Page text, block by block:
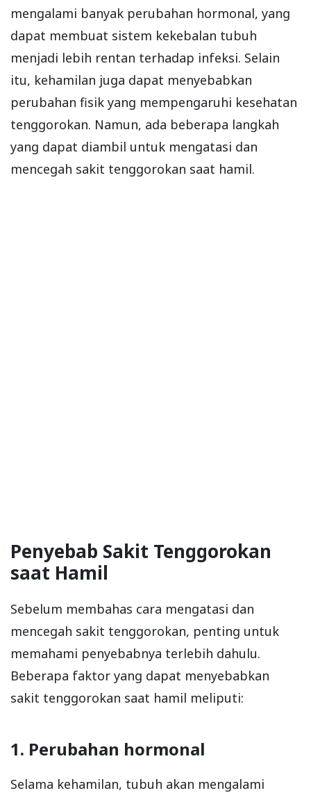
mengalami banyak perubahan hormonal, yang
dapat membuat sistem kekebalan tubuh
menjadi lebih rentan terhadap infeksi. Selain
itu, kehamilan juga dapat menyebabkan
perubahan fisik yang mempengaruhi kesehatan
tenggorokan. Namun, ada beberapa langkah
yang dapat diambil untuk mengatasi dan
mencegah sakit tenggorokan saat hamil.
Penyebab Sakit Tenggorokan
saat Hamil
Sebelum membahas cara mengatasi dan
mencegah sakit tenggorokan, penting untuk
memahami penyebabnya terlebih dahulu.
Beberapa faktor yang dapat menyebabkan
sakit tenggorokan saat hamil meliputi:
1. Perubahan hormonal
Selama kehamilan, tubuh akan mengalami